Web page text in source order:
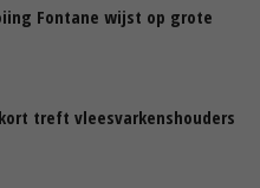
Fontane wijst op grote
treft vleesvarkenshouders